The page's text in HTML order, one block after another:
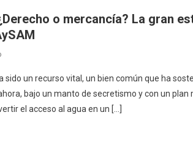
o mercancía? La gran
sido un recurso vital, un bien común que ha
bajo un manto de secretismo y con un
el acceso al agua en un […]